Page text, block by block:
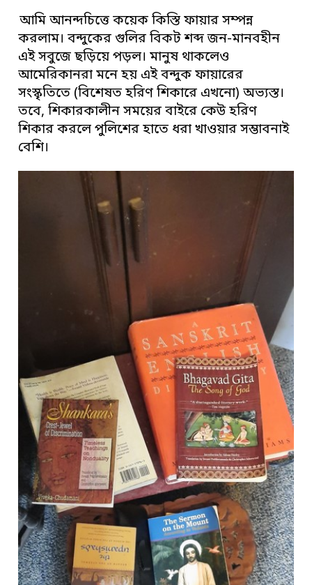
আমি আনন্দচিত্তে কয়েক কিস্তি ফায়ার সম্পন্ন
করলাম। বন্দুকের গুলির বিকট শব্দ জন-মানবহীন
এই সবুজে ছড়িয়ে পড়ল। মানুষ থাকলেও
আমেরিকানরা মনে হয় এই বন্দুক ফায়ারের
সংস্কৃতিতে (বিশেষত হরিণ শিকারে এখনো) অভ্যস্ত।
তবে, শিকারকালীন সময়ের বাইরে কেউ হরিণ
শিকার করলে পুলিশের হাতে ধরা খাওয়ার সম্ভাবনাই
বেশি।